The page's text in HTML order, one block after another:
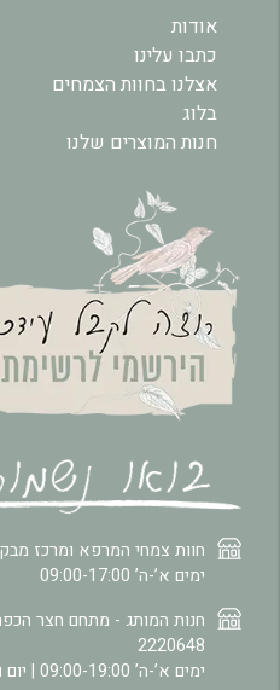
חוות צמחי המרפא ומרכז
ימים א’-ה’ 09:00-17:00
חנות המותג - מתחם חצר
2220648
ימים א’-ה’ 09:00-19:00 | יום ו’ 09:00-13:00
אודות
כתבו עלינו
אצלנו בחוות הצמחים
בלוג
חנות המוצרים שלנו